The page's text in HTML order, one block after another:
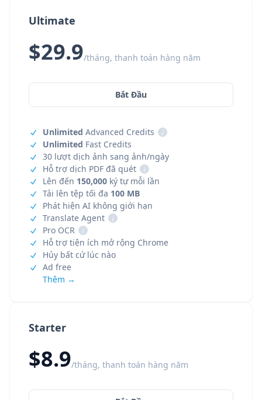
Starter
$8.9/tháng, thanh toán hàng năm
Ultimate
$29.9/tháng, thanh toán hàng năm
Bắt Đầu
Unlimited Advanced Credits
i
Unlimited Fast Credits
30 lượt dịch ảnh sang ảnh/ngày
Hỗ trợ dịch PDF đã quét
i
Lên đến 150,000 ký tự mỗi lần
Tải lên tệp tối đa 100 MB
Phát hiện AI không giới hạn
Translate Agent
i
Pro OCR
i
Hỗ trợ tiện ích mở rộng Chrome
Hủy bất cứ lúc nào
Ad free
Thêm →